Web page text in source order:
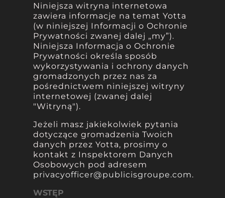
Niniejsza witryna internetowa
zawiera informacje na temat Yotta
(w niniejszej Informacji o Ochronie
Prywatności zwanej dalej „my”).
Niniejsza Informacja o Ochronie
Prywatności określa sposób
wykorzystywania i ochrony danych
gromadzonych przez nas za
pośrednictwem niniejszej witryny
internetowej (zwanej dalej
"Witryną").
Jeżeli masz jakiekolwiek pytania
dotyczące gromadzenia Twoich
danych przez Yotta, prosimy o
kontakt z Inspektorem Danych
Osobowych pod adresem
privacyofficer@publicisgroupe.com.
WSTĘP